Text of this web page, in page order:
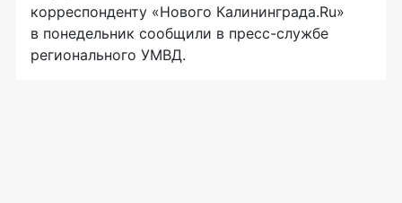
корреспонденту «Нового Калининграда.Ru»
в понедельник сообщили в пресс-службе
регионального УМВД.